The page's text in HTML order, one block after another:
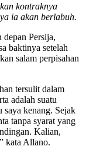
kontraknya
ia akan berlabuh.
depan Persija,
baktinya setelah
salam perpisahan
tersulit dalam
adalah suatu
saya kenang. Sejak
tanpa syarat yang
Kalian,
kata Allano.